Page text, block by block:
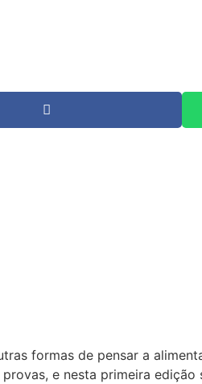
formas de pensar a
e nesta primeira edição